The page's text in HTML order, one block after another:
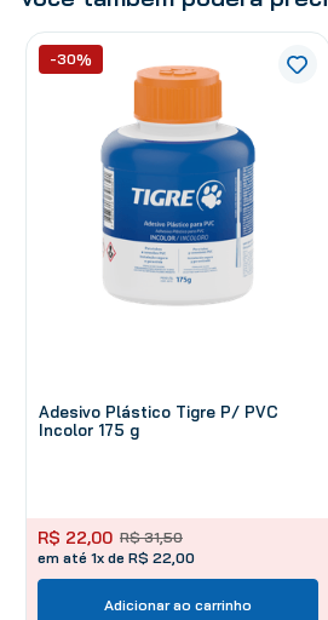
Adesivo Plástico Tigre P/ PVC
Incolor 175 g
R$ 31,50
R$ 22,00
em até 1x de R$ 22,00
-30%
Adicionar ao carrinho